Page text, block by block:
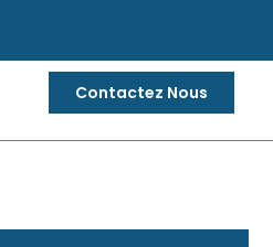
Contactez Nous